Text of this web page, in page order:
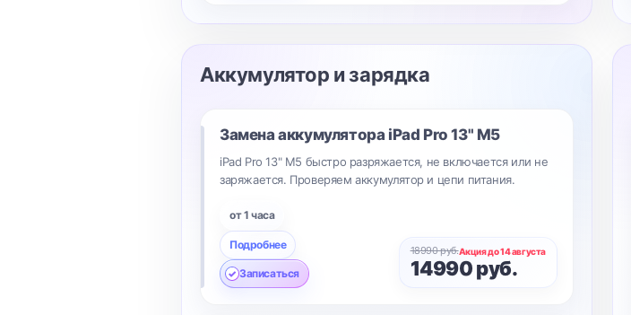
Аккумулятор и зарядка
Замена аккумулятора iPad Pro 13" M5
iPad Pro 13" M5 быстро разряжается, не включается или не
заряжается. Проверяем аккумулятор и цепи питания.
от 1 часа
Подробнее
Записаться
18990 руб.Акция до 14 августа
14990 руб.